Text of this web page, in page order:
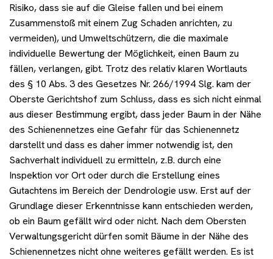
Risiko, dass sie auf die Gleise fallen und bei einem
Zusammenstoß mit einem Zug Schaden anrichten, zu
vermeiden), und Umweltschützern, die die maximale
individuelle Bewertung der Möglichkeit, einen Baum zu
fällen, verlangen, gibt. Trotz des relativ klaren Wortlauts
des § 10 Abs. 3 des Gesetzes Nr. 266/1994 Slg. kam der
Oberste Gerichtshof zum Schluss, dass es sich nicht einmal
aus dieser Bestimmung ergibt, dass jeder Baum in der Nähe
des Schienennetzes eine Gefahr für das Schienennetz
darstellt und dass es daher immer notwendig ist, den
Sachverhalt individuell zu ermitteln, z.B. durch eine
Inspektion vor Ort oder durch die Erstellung eines
Gutachtens im Bereich der Dendrologie usw. Erst auf der
Grundlage dieser Erkenntnisse kann entschieden werden,
ob ein Baum gefällt wird oder nicht. Nach dem Obersten
Verwaltungsgericht dürfen somit Bäume in der Nähe des
Schienennetzes nicht ohne weiteres gefällt werden. Es ist